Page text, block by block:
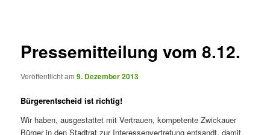
Pressemitteilung vom 8.12.
Veröffentlicht am9. Dezember 2013
Bürgerentscheid ist richtig!
Wir haben, ausgestattet mit Vertrauen, kompetente Zwickauer
Bürger in den Stadtrat zur Interessenvertretung entsandt, damit